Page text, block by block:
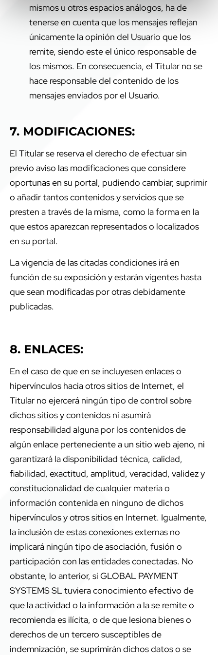
mismos u otros espacios análogos, ha de
tenerse en cuenta que los mensajes reflejan
únicamente la opinión del Usuario que los
remite, siendo este el único responsable de
los mismos. En consecuencia, el Titular no se
hace responsable del contenido de los
mensajes enviados por el Usuario.
7. MODIFICACIONES:
El Titular se reserva el derecho de efectuar sin
previo aviso las modificaciones que considere
oportunas en su portal, pudiendo cambiar, suprimir
o añadir tantos contenidos y servicios que se
presten a través de la misma, como la forma en la
que estos aparezcan representados o localizados
en su portal.
La vigencia de las citadas condiciones irá en
función de su exposición y estarán vigentes hasta
que sean modificadas por otras debidamente
publicadas.
8. ENLACES:
En el caso de que en se incluyesen enlaces o
hipervínculos hacia otros sitios de Internet, el
Titular no ejercerá ningún tipo de control sobre
dichos sitios y contenidos ni asumirá
responsabilidad alguna por los contenidos de
algún enlace perteneciente a un sitio web ajeno, ni
garantizará la disponibilidad técnica, calidad,
fiabilidad, exactitud, amplitud, veracidad, validez y
constitucionalidad de cualquier materia o
información contenida en ninguno de dichos
hipervínculos y otros sitios en Internet. Igualmente,
la inclusión de estas conexiones externas no
implicará ningún tipo de asociación, fusión o
participación con las entidades conectadas. No
obstante, lo anterior, si GLOBAL PAYMENT
SYSTEMS SL tuviera conocimiento efectivo de
que la actividad o la información a la se remite o
recomienda es ilícita, o de que lesiona bienes o
derechos de un tercero susceptibles de
indemnización, se suprimirán dichos datos o se